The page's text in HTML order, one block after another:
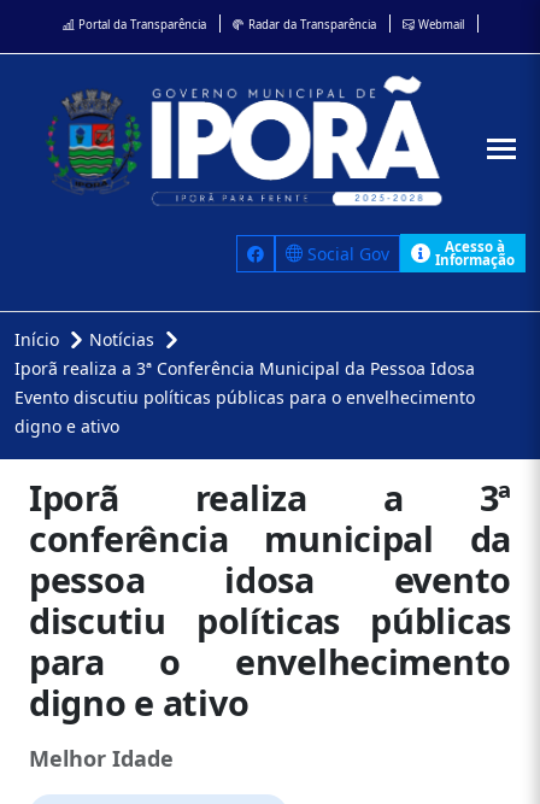
Portal da Transparência Radar da Transparência Webmail
Social Gov Acesso à
Informação
Início
Notícias
Iporã realiza a 3ª Conferência Municipal da Pessoa Idosa
Evento discutiu políticas públicas para o envelhecimento
digno e ativo
Iporã realiza a 3ª
conferência municipal da
pessoa idosa evento
discutiu políticas públicas
para o envelhecimento
digno e ativo
Melhor Idade